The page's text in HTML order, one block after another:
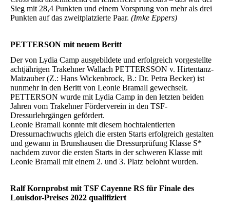
Sieg mit 28,4 Punkten und einem Vorsprung von mehr als drei
Punkten auf das zweitplatzierte Paar. (Imke Eppers)
PETTERSON mit neuem Beritt
Der von Lydia Camp ausgebildete und erfolgreich vorgestellte
achtjährigen Trakehner Wallach PETTERSSON v. Hirtentanz-
Maizauber (Z.: Hans Wickenbrock, B.: Dr. Petra Becker) ist
nunmehr in den Beritt von Leonie Bramall gewechselt.
PETTERSON wurde mit Lydia Camp in den letzten beiden
Jahren vom Trakehner Förderverein in den TSF-
Dressurlehrgängen gefördert.
Leonie Bramall konnte mit diesem hochtalentierten
Dressurnachwuchs gleich die ersten Starts erfolgreich gestalten
und gewann in Brunshausen die Dressurprüfung Klasse S*
nachdem zuvor die ersten Starts in der schweren Klasse mit
Leonie Bramall mit einem 2. und 3. Platz belohnt wurden.
Ralf Kornprobst mit TSF Cayenne RS für Finale des
Louisdor-Preises 2022 qualifiziert